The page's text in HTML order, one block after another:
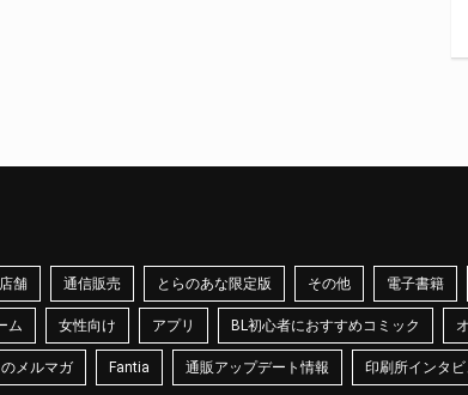
店舗 通信販売 とらのあな限定版 その他 電子書籍
ム 女性向け アプリ BL初心者におすすめコミック
メルマガ Fantia 通販アップデート情報 印刷所インタ